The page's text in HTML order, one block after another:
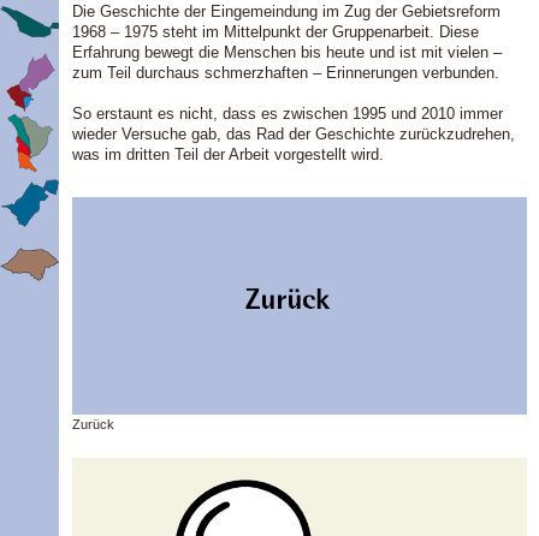
Die Geschichte der Eingemeindung im Zug der Gebietsreform
1968 – 1975 steht im Mittelpunkt der Gruppenarbeit. Diese
Erfahrung bewegt die Menschen bis heute und ist mit vielen –
zum Teil durchaus schmerzhaften – Erinnerungen verbunden.
So erstaunt es nicht, dass es zwischen 1995 und 2010 immer
wieder Versuche gab, das Rad der Geschichte zurückzudrehen,
was im dritten Teil der Arbeit vorgestellt wird.
Zurück